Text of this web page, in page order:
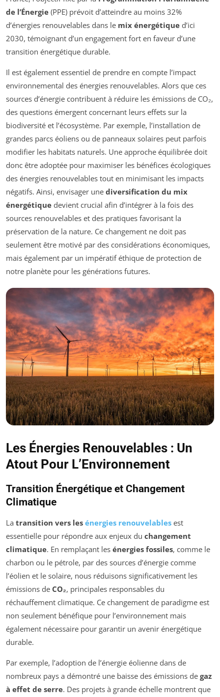
de l’Énergie (PPE) prévoit d’atteindre au moins 32%
d’énergies renouvelables dans le mix énergétique d’ici
2030, témoignant d’un engagement fort en faveur d’une
transition énergétique durable.
Il est également essentiel de prendre en compte l’impact
environnemental des énergies renouvelables. Alors que ces
sources d’énergie contribuent à réduire les émissions de CO₂,
des questions émergent concernant leurs effets sur la
biodiversité et l’écosystème. Par exemple, l’installation de
grandes parcs éoliens ou de panneaux solaires peut parfois
modifier les habitats naturels. Une approche équilibrée doit
donc être adoptée pour maximiser les bénéfices écologiques
des énergies renouvelables tout en minimisant les impacts
négatifs. Ainsi, envisager une diversification du mix
énergétique devient crucial afin d’intégrer à la fois des
sources renouvelables et des pratiques favorisant la
préservation de la nature. Ce changement ne doit pas
seulement être motivé par des considérations économiques,
mais également par un impératif éthique de protection de
notre planète pour les générations futures.
Les Énergies Renouvelables : Un
Atout Pour L’Environnement
Transition Énergétique et Changement
Climatique
La transition vers les énergies renouvelables est
essentielle pour répondre aux enjeux du changement
climatique. En remplaçant les énergies fossiles, comme le
charbon ou le pétrole, par des sources d’énergie comme
l’éolien et le solaire, nous réduisons significativement les
émissions de CO₂, principales responsables du
réchauffement climatique. Ce changement de paradigme est
non seulement bénéfique pour l’environnement mais
également nécessaire pour garantir un avenir énergétique
durable.
Par exemple, l’adoption de l’énergie éolienne dans de
nombreux pays a démontré une baisse des émissions de gaz
à effet de serre. Des projets à grande échelle montrent que